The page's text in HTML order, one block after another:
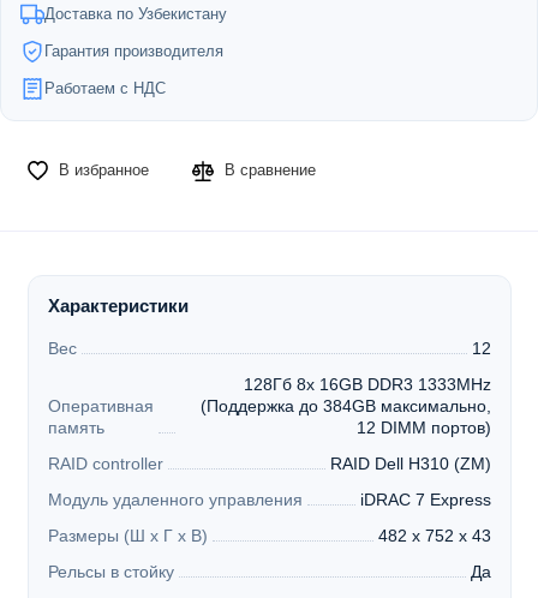
Доставка по Узбекистану
Гарантия производителя
Работаем с НДС
В избранное В сравнение
Характеристики
Вес 12
Оперативная
память
128Гб 8x 16GB DDR3 1333MHz
(Поддержка до 384GB максимально,
12 DIMM портов)
RAID controller
RAID Dell H310 (ZM)
Модуль удаленного управления
iDRAC 7 Express
Размеры (Ш х Г х В)
482 x 752 x 43
Рельсы в стойку
Да